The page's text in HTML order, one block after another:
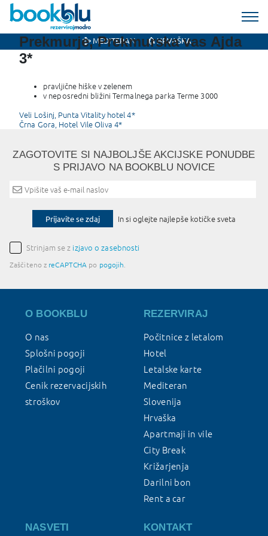
MEDITERAN HRVAŠKA
Prekmurje, Prekmurska vas Ajda
3*
pravljične hiške v zelenem
v neposredni bližini Termalnega parka Terme 3000
Post
navigation
Veli Lošinj, Punta Vitality hotel 4*
Črna Gora, Hotel Vile Oliva 4*
ZAGOTOVITE SI NAJBOLJŠE AKCIJSKE PONUDBE
S PRIJAVO NA BOOKBLU NOVICE
Prijavite se zdaj In si oglejte najlepše kotičke sveta
Strinjam se z izjavo o zasebnosti
Zaščiteno z reCAPTCHA po pogojih
O BOOKBLU
O nas
Splošni pogoji
Plačilni pogoji
Cenik rezervacijskih
stroškov
NASVETI
REZERVIRAJ
Počitnice z letalom
Hotel
Letalske karte
Mediteran
Slovenija
Hrvaška
Apartmaji in vile
City Break
Križarjenja
Darilni bon
Rent a car
KONTAKT